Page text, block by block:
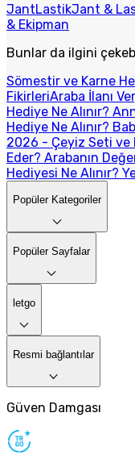
JantLastikJant &
& Ekipman
Bunlar da ilgini
Sömestir ve Karne
FikirleriAraba İlanı
Hediye Ne Alınır?
Hediye Ne Alınır?
2026 - Çeyiz Seti ve
Eder? Arabanın
Hediyesi Ne Alınır?
Popüler Kategoriler
Popüler Sayfalar
letgo
Resmi bağlantılar
Güven Damgası